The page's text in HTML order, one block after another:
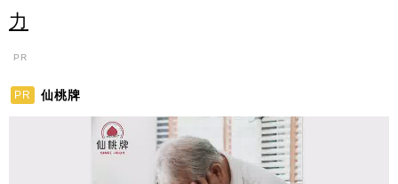
力
PR
PR 仙桃牌